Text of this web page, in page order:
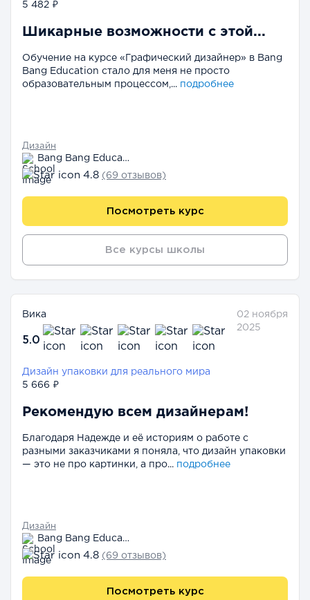
5 482 ₽
Шикарные возможности с этой...
Обучение на курсе «Графический дизайнер» в Bang
Bang Education стало для меня не просто
образовательным процессом,... подробнее
Дизайн
Bang Bang Education
4.8 (69 отзывов)
Посмотреть курс
Все курсы школы
Вика
5.0
02 ноября
2025
Дизайн упаковки для реального мира
5 666 ₽
Рекомендую всем дизайнерам!
Благодаря Надежде и её историям о работе с
разными заказчиками я поняла, что дизайн упаковки
— это не про картинки, а про... подробнее
Дизайн
Bang Bang Education
4.8 (69 отзывов)
Посмотреть курс